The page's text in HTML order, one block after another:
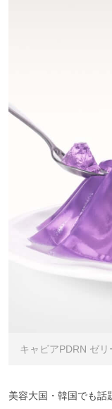
キャビアPDRN ゼ
美容大国・韓国でも話